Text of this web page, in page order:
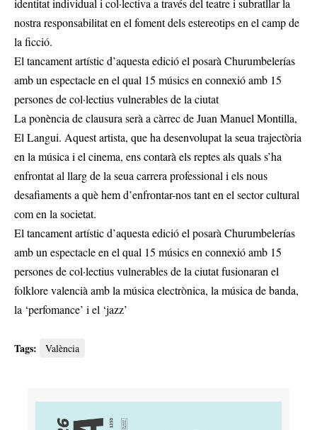
identitat individual i col·lectiva a través del teatre i subratllar la
nostra responsabilitat en el foment dels estereotips en el camp de
la ficció.
El tancament artístic d’aquesta edició el posarà Churumbelerías
amb un espectacle en el qual 15 músics en connexió amb 15
persones de col·lectius vulnerables de la ciutat
La ponència de clausura serà a càrrec de Juan Manuel Montilla,
El Langui. Aquest artista, que ha desenvolupat la seua trajectòria
en la música i el cinema, ens contarà els reptes als quals s’ha
enfrontat al llarg de la seua carrera professional i els nous
desafiaments a què hem d’enfrontar-nos tant en el sector cultural
com en la societat.
El tancament artístic d’aquesta edició el posarà Churumbelerías
amb un espectacle en el qual 15 músics en connexió amb 15
persones de col·lectius vulnerables de la ciutat fusionaran el
folklore valencià amb la música electrònica, la música de banda,
la ‘perfomance’ i el ‘jazz’
Tags: València